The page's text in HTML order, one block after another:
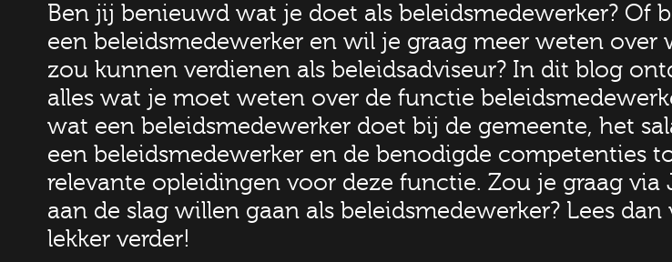
Ben jij benieuwd wat je doet als beleidsmedewerker? Of
een beleidsmedewerker en wil je graag meer weten over
zou kunnen verdienen als beleidsadviseur? In dit blog
alles wat je moet weten over de functie
wat een beleidsmedewerker doet bij de gemeente, het
een beleidsmedewerker en de benodigde competenties
relevante opleidingen voor deze functie. Zou je graag via
aan de slag willen gaan als beleidsmedewerker? Lees dan
lekker verder!